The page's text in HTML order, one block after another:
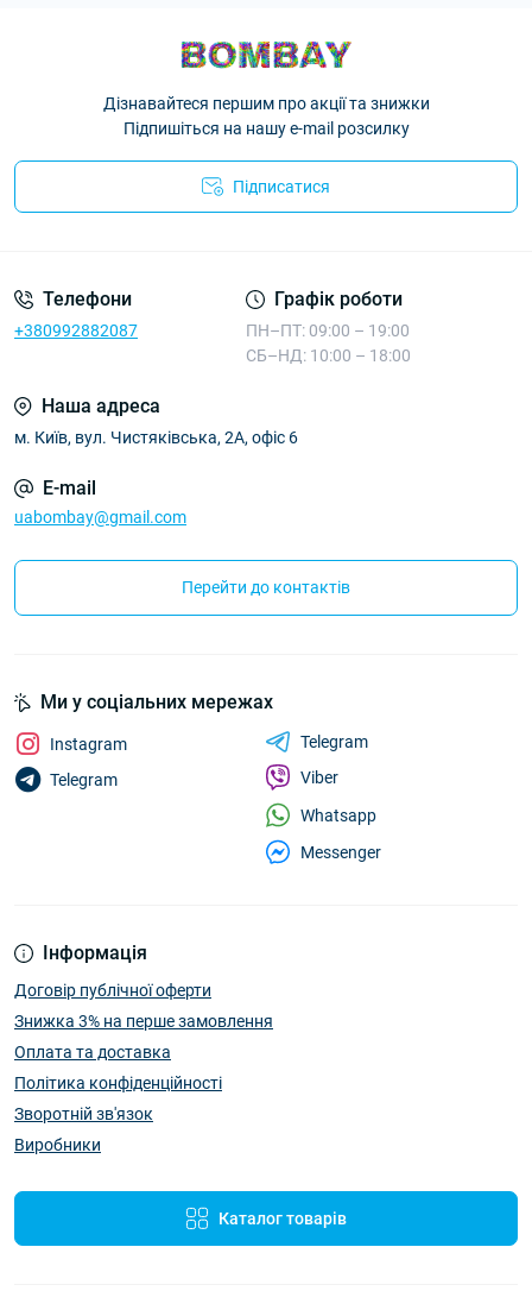
Дізнавайтеся першим про акції та знижки
Підпишіться на нашу e-mail розсилку
Підписатися
Телефони
+380992882087
Графік роботи
ПН–ПТ: 09:00 – 19:00
СБ–НД: 10:00 – 18:00
Наша адреса
м. Київ, вул. Чистяківська, 2А, офіс 6
E-mail
uabombay@gmail.com
Перейти до контактів
Інформація
Договір публічної оферти
Знижка 3% на перше замовлення
Оплата та доставка
Політика конфіденційності
Зворотній зв'язок
Виробники
Каталог товарів
Ми у соціальних мережах
Instagram
Telegram
Telegram
Viber
Whatsapp
Messenger